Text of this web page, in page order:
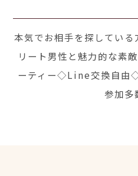
本気でお相手を探してい
リート男性と魅力的な素
ーティー◇Line交換自由
参加多